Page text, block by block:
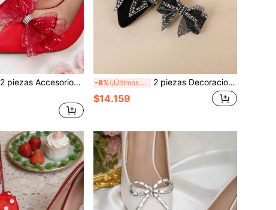
2 piezas Accesorios de zapatos desmontables DIY, Negro, Burdeos, Albaricoque, Decoraciones de zapatos con forma de lazo, Estilo elegante y lindo, Versátil para tacones altos, sandalias, pantuflas, zapatos, zapatos de mujer
-8% ¡Últimos 3 días 2 piezas Decoraciones de zapatos desmontables, Decoración de lazo de cristal negro para tacones altos, Clips de zapatos elegantes y de moda, Adecuados para ocasiones formales, oficina, negocios, citas y fiestas
$14.159